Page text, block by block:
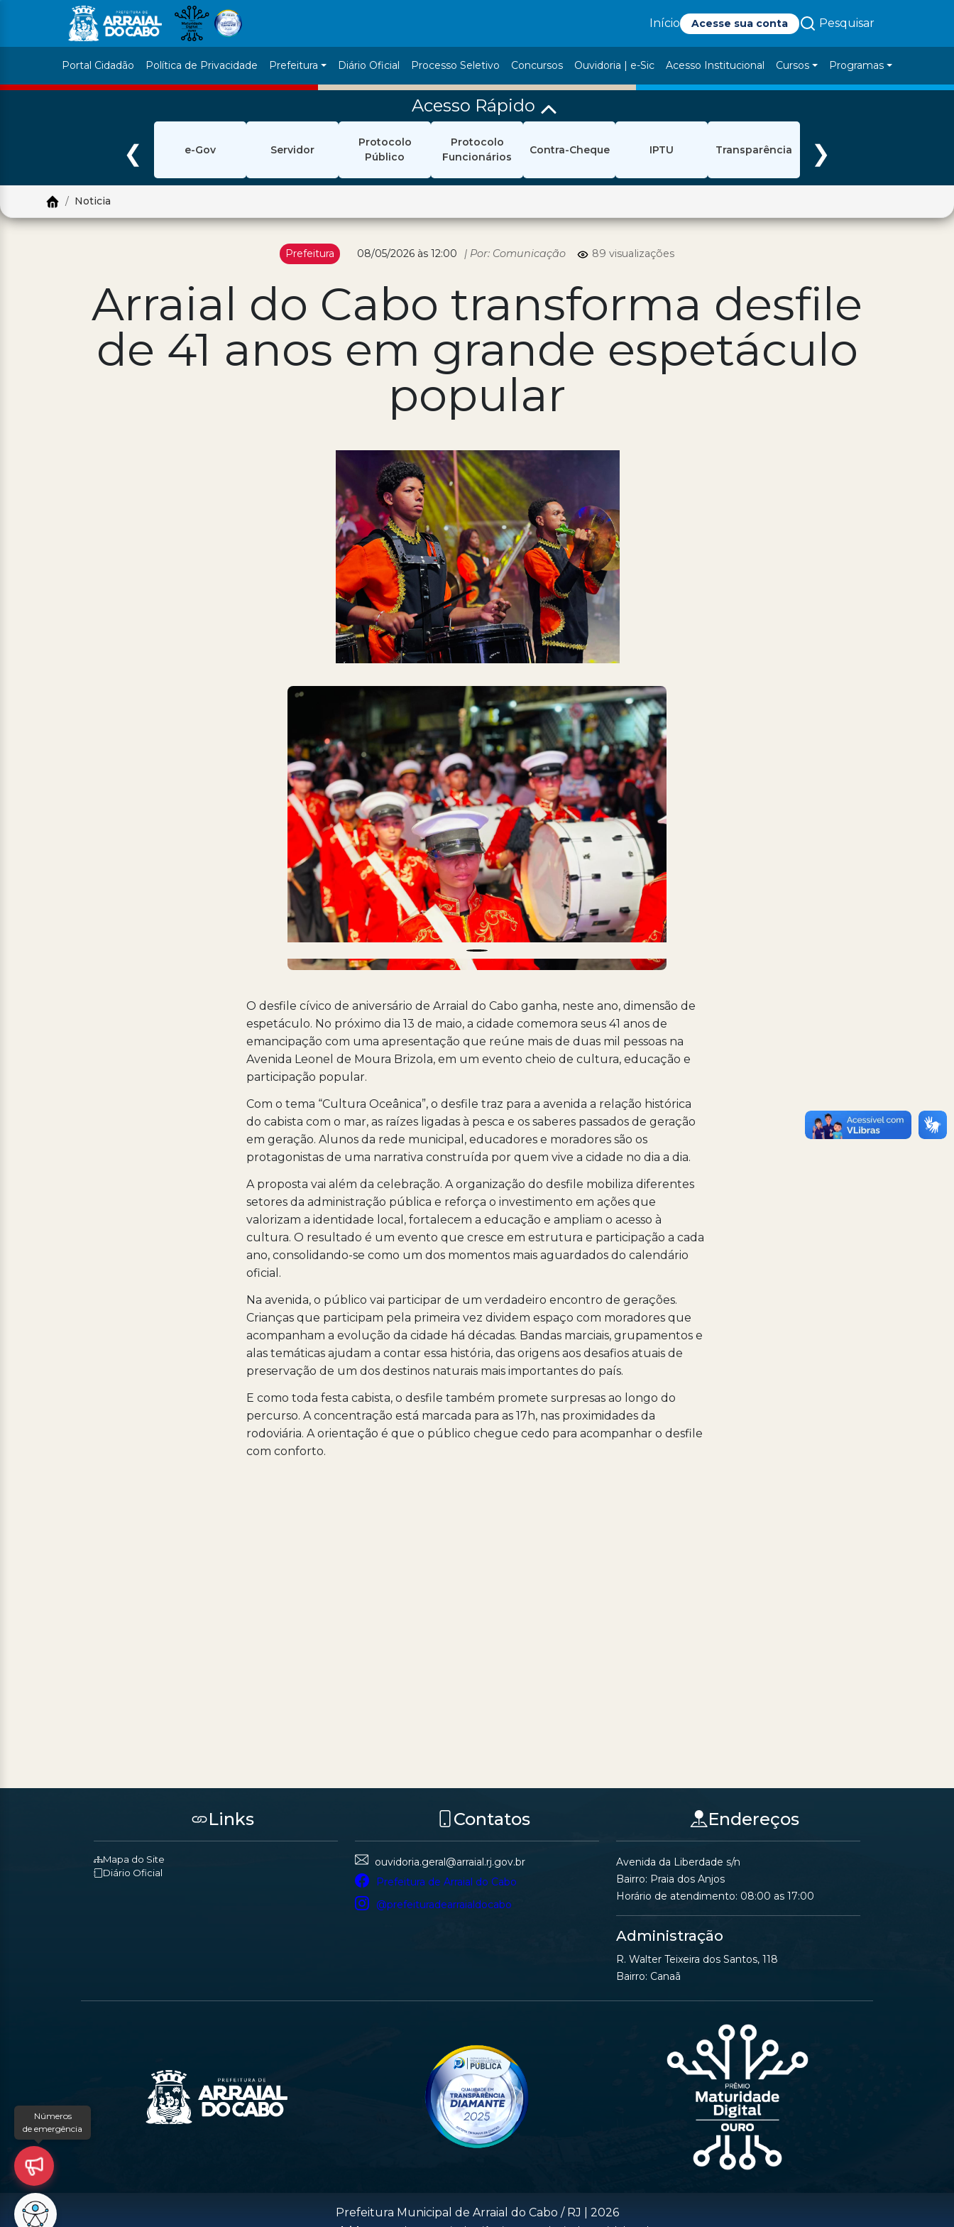
Início Acesse sua conta Pesquisar
Portal Cidadão Política de Privacidade Prefeitura Diário Oficial Processo Seletivo Concursos Ouvidoria | e-Sic Acesso Institucional Cursos Programas
Acesso Rápido
❮ e-Gov Servidor
Protocolo
Público
Protocolo
Funcionários
Contra-Cheque IPTU Transparência ❯
Noticia
Números
de emergência
Prefeitura 08/05/2026 às 12:00 | Por: Comunicação 89 visualizações
Arraial do Cabo transforma desfile
de 41 anos em grande espetáculo
popular
O desfile cívico de aniversário de Arraial do Cabo ganha, neste ano, dimensão de
espetáculo. No próximo dia 13 de maio, a cidade comemora seus 41 anos de
emancipação com uma apresentação que reúne mais de duas mil pessoas na
Avenida Leonel de Moura Brizola, em um evento cheio de cultura, educação e
participação popular.
Com o tema “Cultura Oceânica”, o desfile traz para a avenida a relação histórica
do cabista com o mar, as raízes ligadas à pesca e os saberes passados de geração
em geração. Alunos da rede municipal, educadores e moradores são os
protagonistas de uma narrativa construída por quem vive a cidade no dia a dia.
A proposta vai além da celebração. A organização do desfile mobiliza diferentes
setores da administração pública e reforça o investimento em ações que
valorizam a identidade local, fortalecem a educação e ampliam o acesso à
cultura. O resultado é um evento que cresce em estrutura e participação a cada
ano, consolidando-se como um dos momentos mais aguardados do calendário
oficial.
Na avenida, o público vai participar de um verdadeiro encontro de gerações.
Crianças que participam pela primeira vez dividem espaço com moradores que
acompanham a evolução da cidade há décadas. Bandas marciais, grupamentos e
alas temáticas ajudam a contar essa história, das origens aos desafios atuais de
preservação de um dos destinos naturais mais importantes do país.
E como toda festa cabista, o desfile também promete surpresas ao longo do
percurso. A concentração está marcada para as 17h, nas proximidades da
rodoviária. A orientação é que o público chegue cedo para acompanhar o desfile
com conforto.
Links
Mapa do Site
Diário Oficial
Contatos
ouvidoria.geral@arraial.rj.gov.br
Prefeitura de Arraial do Cabo
@prefeituradearraialdocabo
Endereços
Avenida da Liberdade s/n
Bairro: Praia dos Anjos
Horário de atendimento: 08:00 as 17:00
Administração
R. Walter Teixeira dos Santos, 118
Bairro: Canaã
Prefeitura Municipal de Arraial do Cabo / RJ | 2026